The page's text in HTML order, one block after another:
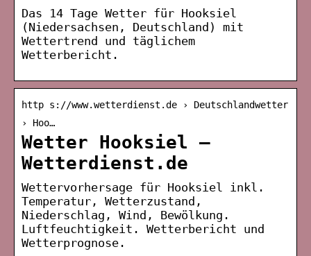
Das 14 Tage Wetter für Hooksiel
(Niedersachsen, Deutschland) mit
Wettertrend und täglichem
Wetterbericht.
http s://www.wetterdienst.de › Deutschlandwetter
› Hoo…
Wetter Hooksiel –
Wetterdienst.de
Wettervorhersage für Hooksiel inkl.
Temperatur, Wetterzustand,
Niederschlag, Wind, Bewölkung.
Luftfeuchtigkeit. Wetterbericht und
Wetterprognose.